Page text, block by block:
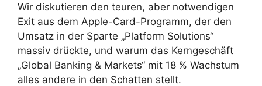
Wir diskutieren den teuren, aber notwendigen
Exit aus dem Apple-Card-Programm, der den
Umsatz in der Sparte „Platform Solutions“
massiv drückte, und warum das Kerngeschäft
„Global Banking & Markets“ mit 18 % Wachstum
alles andere in den Schatten stellt.